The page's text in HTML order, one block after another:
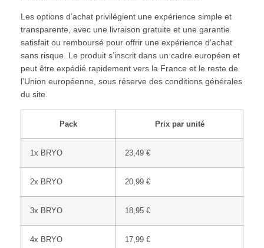
Les options d’achat privilégient une expérience simple et
transparente, avec une livraison gratuite et une garantie
satisfait ou remboursé pour offrir une expérience d’achat
sans risque. Le produit s’inscrit dans un cadre européen et
peut être expédié rapidement vers la France et le reste de
l’Union européenne, sous réserve des conditions générales
du site.
Pack Prix par unité
1x BRYO 23,49 €
2x BRYO 20,99 €
3x BRYO 18,95 €
4x BRYO 17,99 €